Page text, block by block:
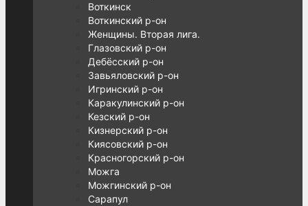
Воткинск
Воткинский р-он
Женщины. Вторая лига.
Глазовский р-он
Дебёсский р-он
Завьяловский р-он
Игринский р-он
Каракулинский р-он
Кезский р-он
Кизнерский р-он
Киясовский р-он
Красногорский р-он
Можга
Можгинский р-он
Сарапул